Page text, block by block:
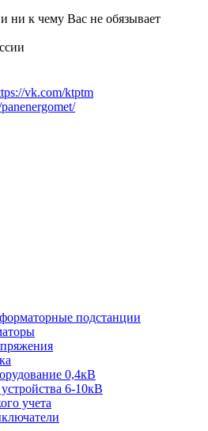
ни к чему Вас не обязывает
vk.com/ktptm
подстанции
0,4кВ
6-10кВ
учета